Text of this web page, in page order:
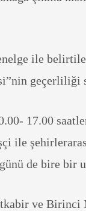
ile
geçerliliği
17.00
ile
de bire bir
ve Birinci